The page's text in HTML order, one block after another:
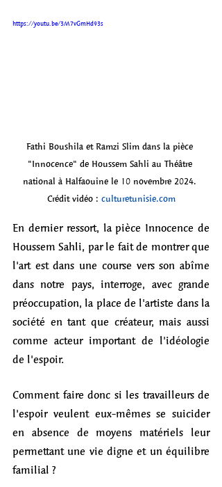
https://youtu.be/3M7vGmHd93s
Fathi Boushila et Ramzi Slim dans la pièce
"Innocence" de Houssem Sahli au Théâtre
national à Halfaouine le 10 novembre 2024.
Crédit vidéo : culturetunisie.com
En dernier ressort, la pièce Innocence de
Houssem Sahli, par le fait de montrer que
l'art est dans une course vers son abîme
dans notre pays, interroge, avec grande
préoccupation, la place de l'artiste dans la
société en tant que créateur, mais aussi
comme acteur important de l'idéologie
de l'espoir.
Comment faire donc si les travailleurs de
l'espoir veulent eux-mêmes se suicider
en absence de moyens matériels leur
permettant une vie digne et un équilibre
familial ?